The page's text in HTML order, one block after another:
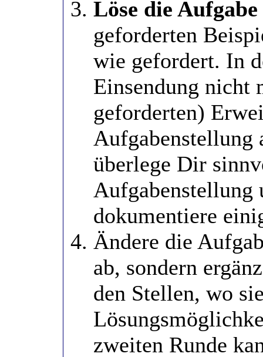
Löse die
geforderten
wie gefordert. In
Einsendung nicht
geforderten)
Aufgabenstellung
überlege Dir
Aufgabenstellung
dokumentiere
Ändere die
ab, sondern
den Stellen, wo
zweiten Runde